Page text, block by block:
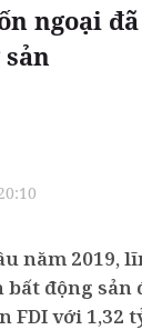
ngoại
năm 2019,
bất động
với 1,32